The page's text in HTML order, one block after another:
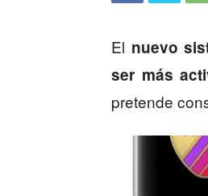
El nuevo
ser más
pretende